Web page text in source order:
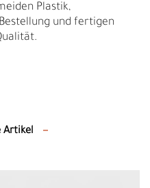
Plastik,
und fertigen
Artikel